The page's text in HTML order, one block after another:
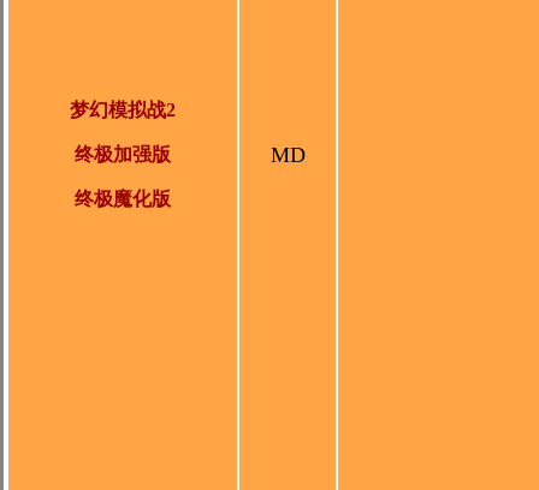
梦幻模拟战2
终极加强版
终极魔化版
MD